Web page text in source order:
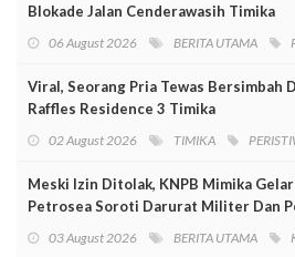
Blokade Jalan Cenderawasih Timika
06 August 2026 BERITA UTAMA
Viral, Seorang Pria Tewas Bersimbah
Raffles Residence 3 Timika
02 August 2026 TIMIKA
Meski Izin Ditolak, KNPB Mimika
Petrosea Soroti Darurat Militer Dan
03 August 2026 BERITA UTAMA